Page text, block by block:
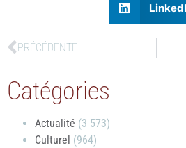
PRÉCÉDENTE
Catégories
Actualité (3 573)
Culturel (964)